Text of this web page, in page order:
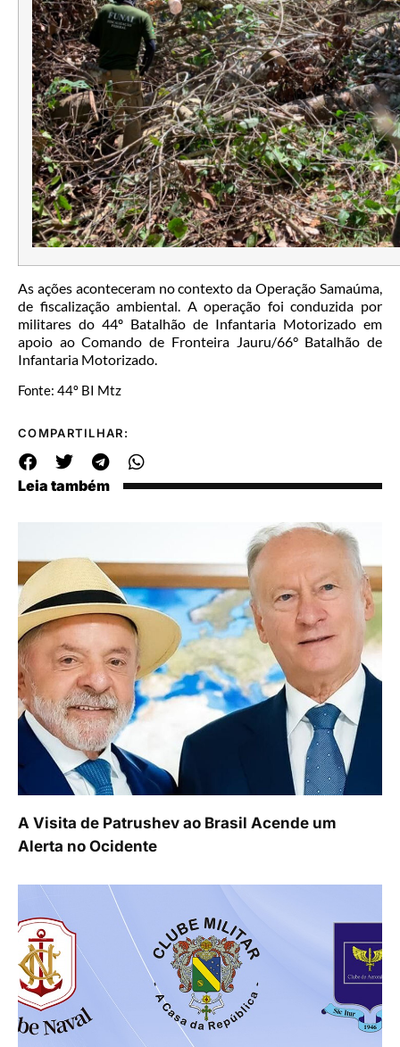
As ações aconteceram no contexto da Operação Samaúma,
de fiscalização ambiental. A operação foi conduzida por
militares do 44º Batalhão de Infantaria Motorizado em
apoio ao Comando de Fronteira Jauru/66° Batalhão de
Infantaria Motorizado.
Fonte: 44º BI Mtz
COMPARTILHAR:
Leia também
A Visita de Patrushev ao Brasil Acende um
Alerta no Ocidente